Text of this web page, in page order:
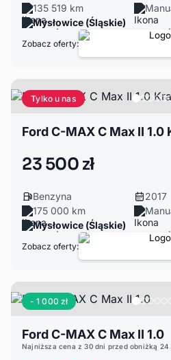
135 519 km
Mysłowice (Śląskie)
Zobacz oferty:
Tylko u nas
23 500 zł
Benzyna
2017
175 000 km
Mysłowice (Śląskie)
Zobacz oferty:
- 1 000 zł
Ford C-MAX C Max II 1.0
Najniższa cena z 30 dni przed obniżką 24